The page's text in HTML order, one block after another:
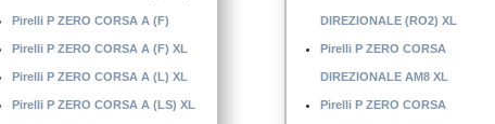
Pirelli P ZERO CORSA A (F)
Pirelli P ZERO CORSA A (F) XL
Pirelli P ZERO CORSA A (L) XL
Pirelli P ZERO CORSA A (LS) XL
DIREZIONALE (RO2) XL
Pirelli P ZERO CORSA
DIREZIONALE AM8 XL
Pirelli P ZERO CORSA